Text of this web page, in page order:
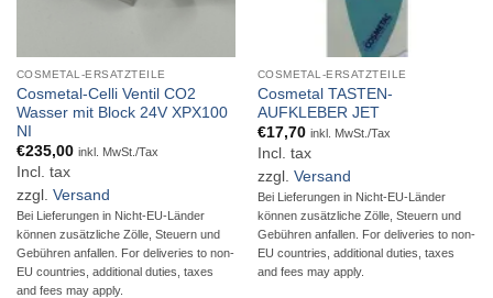
COSMETAL-ERSATZTEILE
Cosmetal-Celli Ventil CO2
Wasser mit Block 24V XPX100
NI
€235,00 inkl. MwSt./Tax
Incl. tax
zzgl. Versand
Bei Lieferungen in Nicht-EU-Länder
können zusätzliche Zölle, Steuern und
Gebühren anfallen. For deliveries to non-
EU countries, additional duties, taxes
and fees may apply.
COSMETAL-ERSATZTEILE
Cosmetal TASTEN-
AUFKLEBER JET
€17,70 inkl. MwSt./Tax
Incl. tax
zzgl. Versand
Bei Lieferungen in Nicht-EU-Länder
können zusätzliche Zölle, Steuern und
Gebühren anfallen. For deliveries to non-
EU countries, additional duties, taxes
and fees may apply.